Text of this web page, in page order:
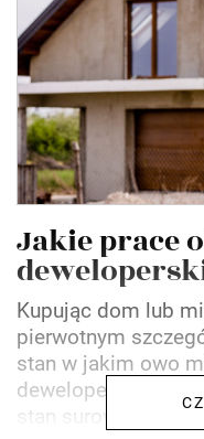
Jakie prace
Kupując dom lub
pierwotnym
stan w jakim owo
deweloperski to w
stan surowy